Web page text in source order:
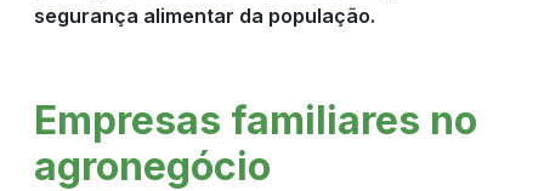
segurança alimentar da população.
Empresas familiares no
agronegócio